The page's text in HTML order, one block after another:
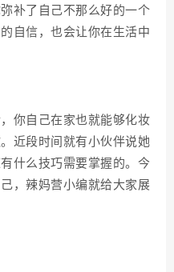
补了自己不那么好的一个
自信，也会让你在生活中
你自己在家也就能够化妆
近段时间就有小伙伴说她
什么技巧需要掌握的。今
，辣妈营小编就给大家展